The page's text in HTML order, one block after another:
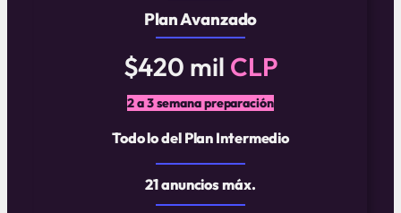
Plan Avanzado
$420 mil CLP
2 a 3 semana preparación
Todo lo del Plan Intermedio
21 anuncios máx.